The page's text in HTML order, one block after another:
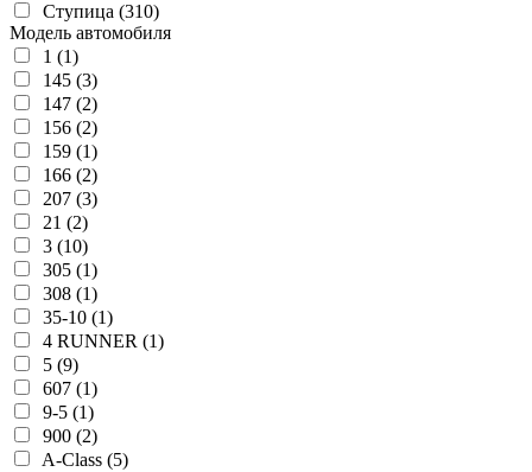
Ступица (310)
Модель автомобиля
1 (1)
145 (3)
147 (2)
156 (2)
159 (1)
166 (2)
207 (3)
21 (2)
3 (10)
305 (1)
308 (1)
35-10 (1)
4 RUNNER (1)
5 (9)
607 (1)
9-5 (1)
900 (2)
A-Class (5)